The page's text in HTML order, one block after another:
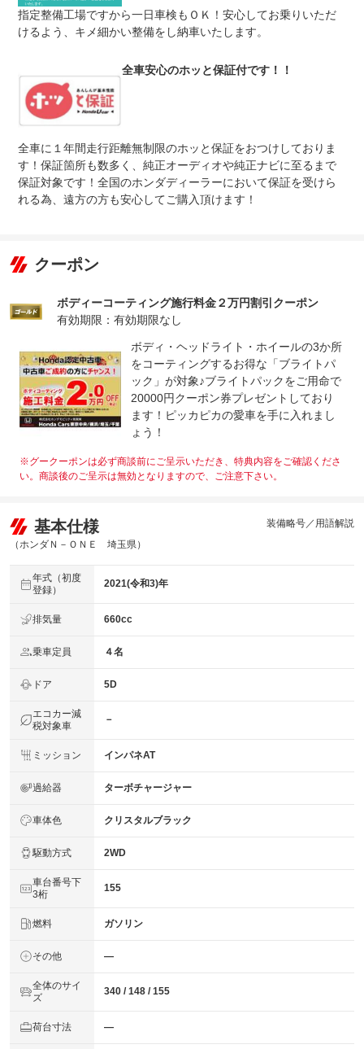
免責金
無し
免責金はございません。 注意）対
象とならない部品消耗部品（バッテリー、タイヤなど）、
保証修理
受付先
も全国のホンダディーラーで変わらぬサービスをご提供し
ます。
法定整備
※車検なし・車検整備付の場合は法定24ヶ月点検整備付
※商用車は6ヶ月または12ヶ月点検整備付
法定整備
について
ご購入頂いたお車は、走行距離、使用状況など車両状態を
しっかり確認した上で、お客様に安心してお乗り頂ける
様、法定点検項目及びＨｏｎｄａで定めている項目、基準
指定整備工場ですから一日車検もＯＫ！安心してお乗りいただ
けるよう、キメ細かい整備をし納車いたします。
全車安心のホッと保証付です！！
全車に１年間走行距離無制限のホッと保証をおつけしておりま
す！保証箇所も数多く、純正オーディオや純正ナビに至るまで
保証対象です！全国のホンダディーラーにおいて保証を受けら
れる為、遠方の方も安心してご購入頂けます！
クーポン
ボディーコーティング施行料金２万円割引クーポン
有効期限：有効期限なし
ボディ・ヘッドライト・ホイールの3か所
をコーティングするお得な「ブライトパ
ック」が対象♪ブライトパックをご用命で
20000円クーポン券プレゼントしており
ます！ピッカピカの愛車を手に入れまし
ょう！
※グークーポンは必ず商談前にご呈示いただき、特典内容をご確認くださ
い。商談後のご呈示は無効となりますので、ご注意下さい。
基本仕様
（ホンダＮ－ＯＮＥ 埼玉県）
装備略号／用語解説
年式（初度
登録）
2021(令和3)年
排気量 660cc
乗車定員 ４名
ドア 5D
エコカー減
税対象車
－
ミッション インパネAT
過給器 ターボチャージャー
車体色 クリスタルブラック
駆動方式 2WD
車台番号下
3桁
155
燃料 ガソリン
その他 ―
全体のサイ
ズ
340 / 148 / 155
荷台寸法 ―